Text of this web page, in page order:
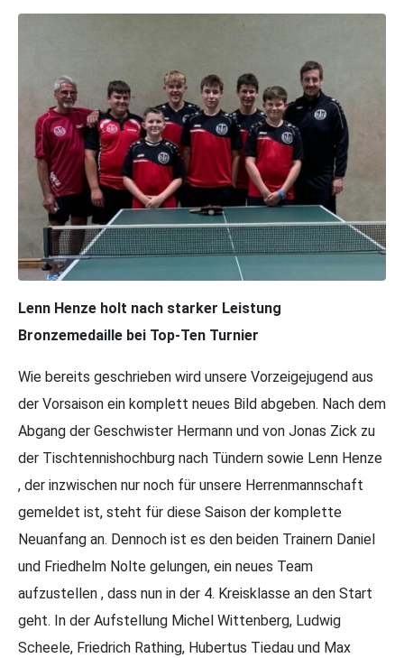
Lenn Henze holt nach starker Leistung
Bronzemedaille bei Top-Ten Turnier
Wie bereits geschrieben wird unsere Vorzeigejugend aus
der Vorsaison ein komplett neues Bild abgeben. Nach dem
Abgang der Geschwister Hermann und von Jonas Zick zu
der Tischtennishochburg nach Tündern sowie Lenn Henze
, der inzwischen nur noch für unsere Herrenmannschaft
gemeldet ist, steht für diese Saison der komplette
Neuanfang an. Dennoch ist es den beiden Trainern Daniel
und Friedhelm Nolte gelungen, ein neues Team
aufzustellen , dass nun in der 4. Kreisklasse an den Start
geht. In der Aufstellung Michel Wittenberg, Ludwig
Scheele, Friedrich Rathing, Hubertus Tiedau und Max